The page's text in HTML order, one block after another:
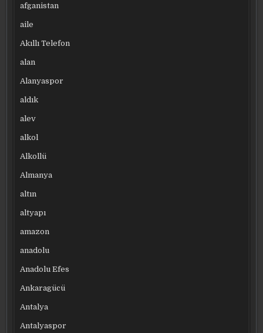
afganistan
aile
Akıllı Telefon
alan
Alanyaspor
aldık
alev
alkol
Alkollü
Almanya
altın
altyapı
amazon
anadolu
Anadolu Efes
Ankaragücü
Antalya
Antalyaspor